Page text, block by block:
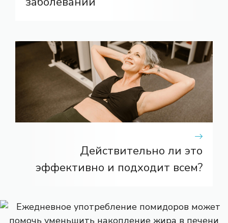
Действительно ли это
эффективно и подходит всем?